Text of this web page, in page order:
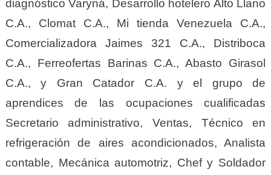
diagnóstico Varyná, Desarrollo hotelero Alto Llano
C.A., Clomat C.A., Mi tienda Venezuela C.A.,
Comercializadora Jaimes 321 C.A., Distriboca
C.A., Ferreofertas Barinas C.A., Abasto Girasol
C.A., y Gran Catador C.A. y el grupo de
aprendices de las ocupaciones cualificadas
Secretario administrativo, Ventas, Técnico en
refrigeración de aires acondicionados, Analista
contable, Mecánica automotriz, Chef y Soldador